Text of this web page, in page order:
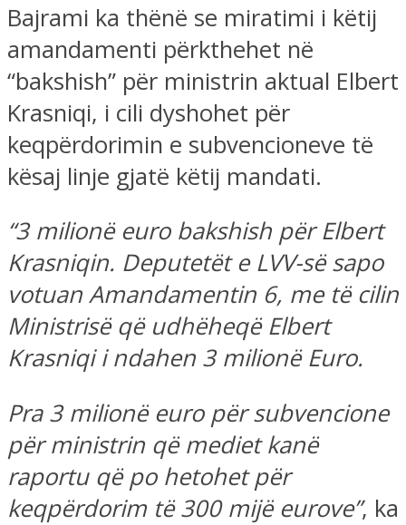
Bajrami ka thënë se miratimi i këtij
amandamenti përkthehet në
“bakshish” për ministrin aktual Elbert
Krasniqi, i cili dyshohet për
keqpërdorimin e subvencioneve të
kësaj linje gjatë këtij mandati.
“3 milionë euro bakshish për Elbert
Krasniqin. Deputetët e LVV-së sapo
votuan Amandamentin 6, me të cilin
Ministrisë që udhëheqë Elbert
Krasniqi i ndahen 3 milionë Euro.
Pra 3 milionë euro për subvencione
për ministrin që mediet kanë
raportu që po hetohet për
keqpërdorim të 300 mijë eurove”, ka